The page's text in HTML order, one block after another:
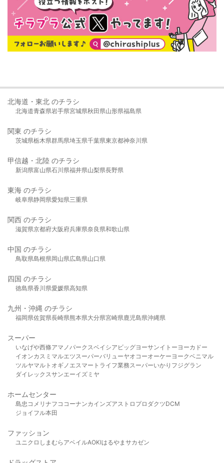
北海道・東北 のチラシ
北海道青森県岩手県宮城県秋田県山形県福島県
関東 のチラシ
茨城県栃木県群馬県埼玉県千葉県東京都神奈川県
甲信越・北陸 のチラシ
新潟県富山県石川県福井県山梨県長野県
東海 のチラシ
岐阜県静岡県愛知県三重県
関西 のチラシ
滋賀県京都府大阪府兵庫県奈良県和歌山県
中国 のチラシ
鳥取県島根県岡山県広島県山口県
四国 のチラシ
徳島県香川県愛媛県高知県
九州・沖縄 のチラシ
福岡県佐賀県長崎県熊本県大分県宮崎県鹿児島県沖縄県
スーパー
いなげや西條アマノパークスベイシア ビッグヨーサンイトーヨーカドー
イオンカスミ マルエツスーパーバリューヤオコーオーケー ヨークベニマル
ツルヤマルト オギノ エスマート ライフ業務スーパーいかり フジグラン
ダイレックスサンエーイズミヤ
ホームセンター
島忠 コメリ ナフコ コーナンカインズアストロプロダクツDCM
ジョイフル本田
ファッション
ユニクロ しまむら アベイルAOKIはるやま サカゼン